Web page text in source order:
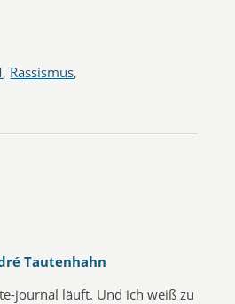
, Rassismus,
Tautenhahn
journal läuft. Und ich weiß zu